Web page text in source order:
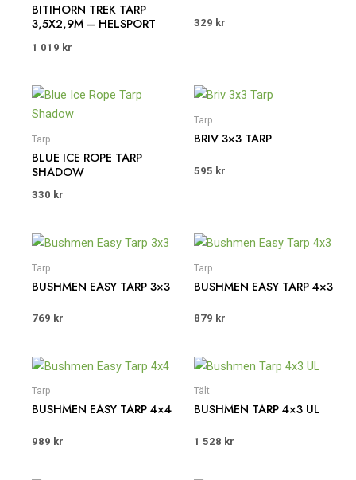
BITIHORN TREK TARP
3,5X2,9M – HELSPORT
1 019 kr
329 kr
Tarp
BLUE ICE ROPE TARP
SHADOW
330 kr
Tarp
BRIV 3×3 TARP
595 kr
Tarp
BUSHMEN EASY TARP 3×3
769 kr
Tarp
BUSHMEN EASY TARP 4×3
879 kr
Tarp
BUSHMEN EASY TARP 4×4
989 kr
Tält
BUSHMEN TARP 4×3 UL
1 528 kr